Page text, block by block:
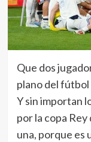
Que dos
plano del
Y sin importan
por la copa Rey
una, porque es